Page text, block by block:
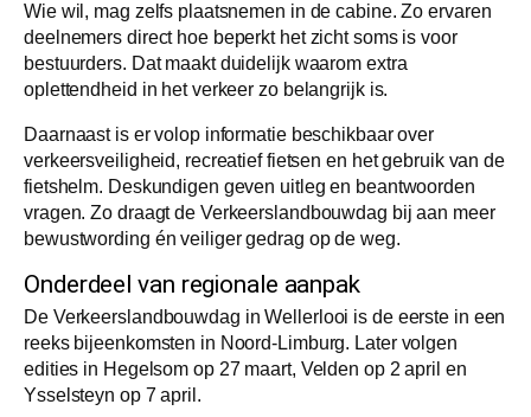
Wie wil, mag zelfs plaatsnemen in de cabine. Zo ervaren
deelnemers direct hoe beperkt het zicht soms is voor
bestuurders. Dat maakt duidelijk waarom extra
oplettendheid in het verkeer zo belangrijk is.
Daarnaast is er volop informatie beschikbaar over
verkeersveiligheid, recreatief fietsen en het gebruik van de
fietshelm. Deskundigen geven uitleg en beantwoorden
vragen. Zo draagt de Verkeerslandbouwdag bij aan meer
bewustwording én veiliger gedrag op de weg.
Onderdeel van regionale aanpak
De Verkeerslandbouwdag in Wellerlooi is de eerste in een
reeks bijeenkomsten in Noord-Limburg. Later volgen
edities in Hegelsom op 27 maart, Velden op 2 april en
Ysselsteyn op 7 april.